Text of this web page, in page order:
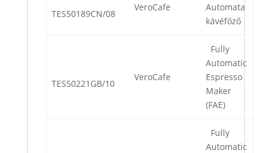
TES50189CN/08
VeroCafe
Automata
kávéfőző
TES50221GB/10
VeroCafe
Fully
Automatic
Espresso
Maker
(FAE)
Fully
Automatic